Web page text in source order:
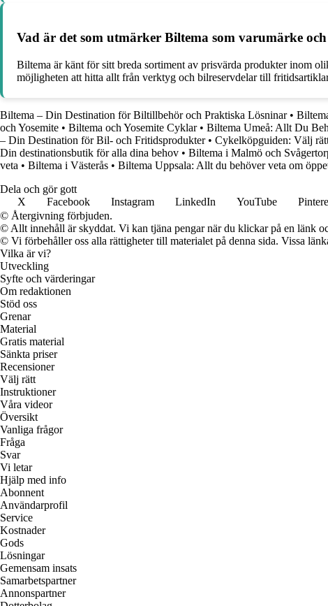
Vad är det som utmärker Biltema som varumärke
Biltema är känt för sitt breda sortiment av prisvärda produkter inom
möjligheten att hitta allt från verktyg och bilreservdelar till
Biltema – Din Destination för Biltillbehör och Praktiska Lösninar•
och Yosemite • Biltema och Yosemite Cyklar• Biltema Umeå: Allt Du
– Din Destination för Bil- och Fritidsprodukter• Cykelköpguiden: Välj
Din destinationsbutik för alla dina behov • Biltema i Malmö och
veta • Biltema i Västerås • Biltema Uppsala: Allt du behöver veta om
Dela och gör gott
X
Facebook Instagram LinkedIn YouTube
© Återgivning förbjuden.
© Allt innehåll är skyddat. Vi kan tjäna pengar när du klickar på en länk
© Vi förbehåller oss alla rättigheter till materialet på denna sida. Vissa
Vilka är vi?
Utveckling
Syfte och värderingar
Om redaktionen
Stöd oss
Grenar
Material
Gratis material
Sänkta priser
Recensioner
Välj rätt
Instruktioner
Våra videor
Översikt
Vanliga frågor
Fråga
Svar
Vi letar
Hjälp med info
Abonnent
Användarprofil
Service
Kostnader
Gods
Lösningar
Gemensam insats
Samarbetspartner
Annonspartner